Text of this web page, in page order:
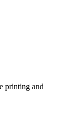
printing and